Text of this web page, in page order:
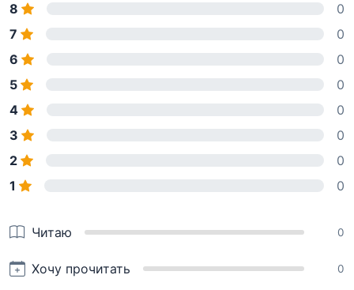
8
0
7
0
6
0
5
0
4
0
3
0
2
0
1
0
Читаю 0
Хочу прочитать 0